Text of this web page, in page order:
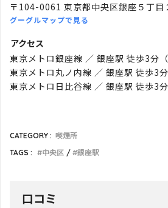
〒104-0061 東京都中央区銀座５丁目
グーグルマップで見る
アクセス
東京メトロ銀座線 ／ 銀座駅 徒歩3分
東京メトロ丸ノ内線 ／ 銀座駅 徒歩3
東京メトロ日比谷線 ／ 銀座駅 徒歩3
CATEGORY : 喫煙所
TAGS :
中央区 銀座駅
口コミ